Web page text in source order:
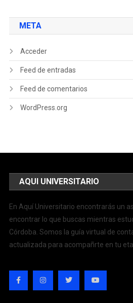
META
Acceder
Feed de entradas
Feed de comentarios
WordPress.org
AQUI UNIVERSITARIO
En Aquí Universitario encontrarás un
encontrar lo que buscas mientras
Córdoba. Somos la guía virtual de
actualizada para acompañrte en tu